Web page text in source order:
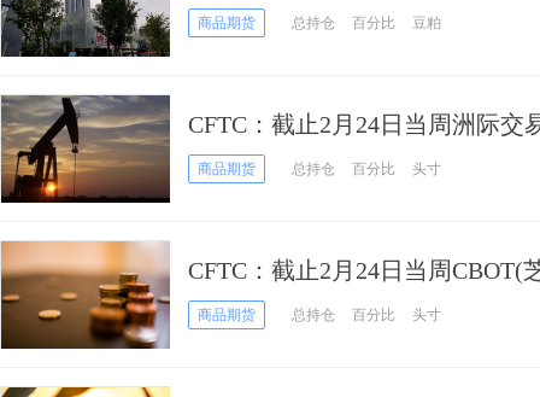
期货持仓报告
商品期货 总持仓 百分比 豆粕
CFTC：截止2月24日当周洲际交
报告
商品期货 总持仓 百分比 头寸
CFTC：截止2月24日当周CBOT(
冬小麦期货和期权持仓报告
商品期货 总持仓 百分比 头寸